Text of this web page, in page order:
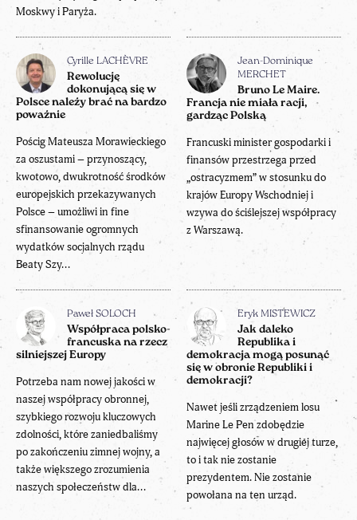
Moskwy i Paryża.
Cyrille LACHÈVRE
Rewolucję
dokonującą się w
Polsce należy brać na bardzo
poważnie
Pościg Mateusza Morawieckiego
za oszustami – przynoszący,
kwotowo, dwukrotność środków
europejskich przekazywanych
Polsce – umożliwi in fine
sfinansowanie ogromnych
wydatków socjalnych rządu
Beaty Szy...
Jean-Dominique
MERCHET
Bruno Le Maire.
Francja nie miała racji,
gardząc Polską
Francuski minister gospodarki i
finansów przestrzega przed
„ostracyzmem” w stosunku do
krajów Europy Wschodniej i
wzywa do ściślejszej współpracy
z Warszawą.
Paweł SOLOCH
Współpraca polsko-
francuska na rzecz
silniejszej Europy
Potrzeba nam nowej jakości w
naszej współpracy obronnej,
szybkiego rozwoju kluczowych
zdolności, które zaniedbaliśmy
po zakończeniu zimnej wojny, a
także większego zrozumienia
naszych społeczeństw dla...
Eryk MISTEWICZ
Jak daleko
Republika i
demokracja mogą posunąć
się w obronie Republiki i
demokracji?
Nawet jeśli zrządzeniem losu
Marine Le Pen zdobędzie
najwięcej głosów w drugiej turze,
to i tak nie zostanie
prezydentem. Nie zostanie
powołana na ten urząd.